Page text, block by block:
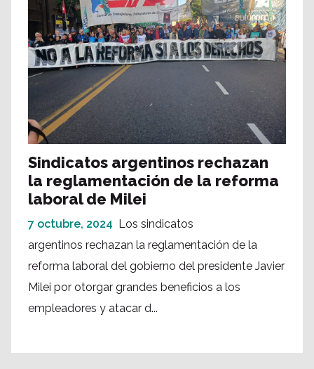
Sindicatos argentinos rechazan
la reglamentación de la reforma
laboral de Milei
7 octubre, 2024 Los sindicatos
argentinos rechazan la reglamentación de la
reforma laboral del gobierno del presidente Javier
Milei por otorgar grandes beneficios a los
empleadores y atacar d...